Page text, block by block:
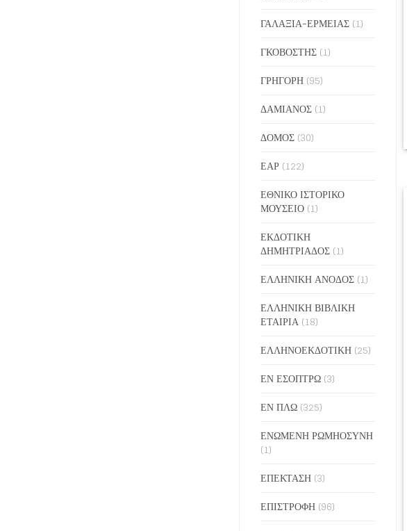
ΓΑΛΑΞΙΑ-ΕΡΜΕΙΑΣ (1)
ΓΚΟΒΟΣΤΗΣ (1)
ΓΡΗΓΟΡΗ (95)
ΔΑΜΙΑΝΟΣ (1)
ΔΟΜΟΣ (30)
ΕΑΡ (122)
ΕΘΝΙΚΟ ΙΣΤΟΡΙΚΟ
ΜΟΥΣΕΙΟ (1)
ΕΚΔΟΤΙΚΗ
ΔΗΜΗΤΡΙΑΔΟΣ (1)
ΕΛΛΗΝΙΚΗ ΑΝΟΔΟΣ (1)
ΕΛΛΗΝΙΚΗ ΒΙΒΛΙΚΗ
ΕΤΑΙΡΙΑ (18)
ΕΛΛΗΝΟΕΚΔΟΤΙΚΗ (25)
ΕΝ ΕΣΟΠΤΡΩ (3)
ΕΝ ΠΛΩ (325)
ΕΝΩΜΕΝΗ ΡΩΜΗΟΣΥΝΗ
(1)
ΕΠΕΚΤΑΣΗ (3)
ΕΠΙΣΤΡΟΦΗ (96)